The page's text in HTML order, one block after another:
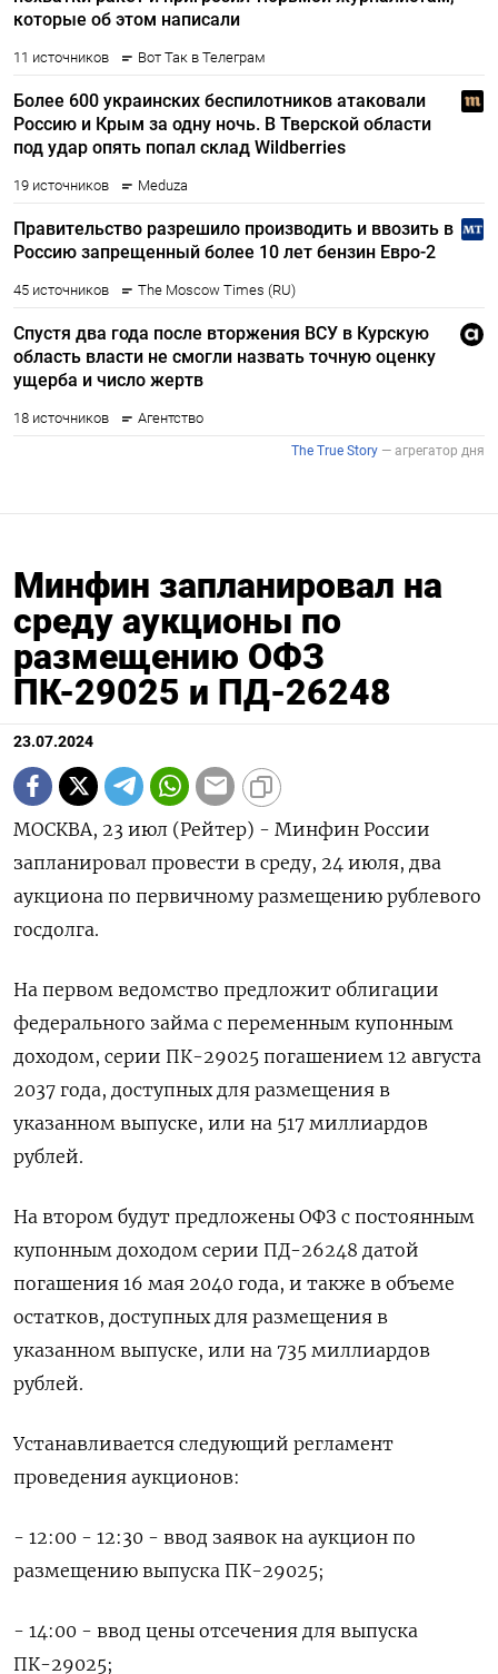
Минфин запланировал на
среду аукционы по
размещению ОФЗ
ПК-29025 и ПД-26248
23.07.2024
МОСКВА, 23 июл (Рейтер) - Минфин России
запланировал провести в среду, 24 июля, два
аукциона по первичному размещению рублевого
госдолга.
На первом ведомство предложит облигации
федерального займа с переменным купонным
доходом, серии ПК-29025 погашением 12 августа
2037 года, доступных для размещения в
указанном выпуске, или на 517 миллиардов
рублей.
На втором будут предложены ОФЗ с постоянным
купонным доходом серии ПД-26248 датой
погашения 16 мая 2040 года, и также в объеме
остатков, доступных для размещения в
указанном выпуске, или на 735 миллиардов
рублей.
Устанавливается следующий регламент
проведения аукционов:
- 12:00 - 12:30 - ввод заявок на аукцион по
размещению выпуска ПК-29025;
- 14:00 - ввод цены отсечения для выпуска
ПК-29025;